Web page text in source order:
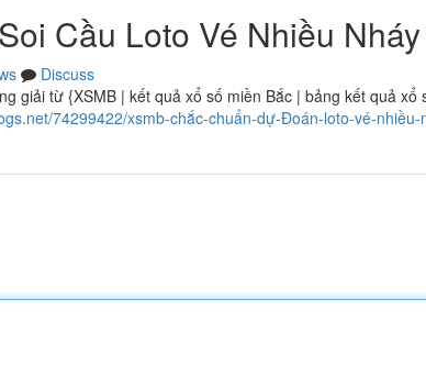
Cầu Loto Vé Nhiều
Discuss
giải từ {XSMB | kết quả xổ số miền Bắc | bảng kết quả xổ
74299422/xsmb-chắc-chuẩn-dự-Đoán-loto-vé-nhiều-